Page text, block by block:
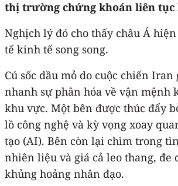
thị trường chứng khoán liên
Nghịch lý đó cho thấy châu Á
tế kinh tế song song.
Cú sốc dầu mỏ do cuộc chiến
nhanh sự phân hóa về vận mệnh
khu vực. Một bên được thúc đẩy
lồ công nghệ và kỳ vọng xoay
tạo (AI). Bên còn lại chìm trong
nhiên liệu và giá cả leo thang, đe
khủng hoảng nhân đạo.